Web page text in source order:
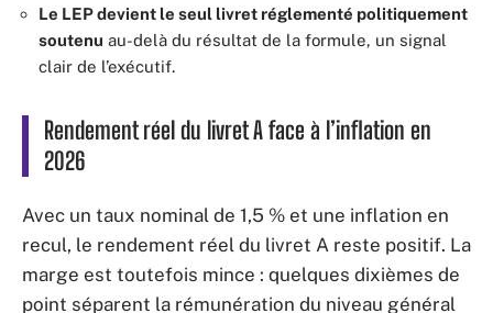
Le LEP devient le seul livret réglementé politiquement
soutenu au-delà du résultat de la formule, un signal
clair de l’exécutif.
Rendement réel du livret A face à l’inflation en
2026
Avec un taux nominal de 1,5 % et une inflation en
recul, le rendement réel du livret A reste positif. La
marge est toutefois mince : quelques dixièmes de
point séparent la rémunération du niveau général